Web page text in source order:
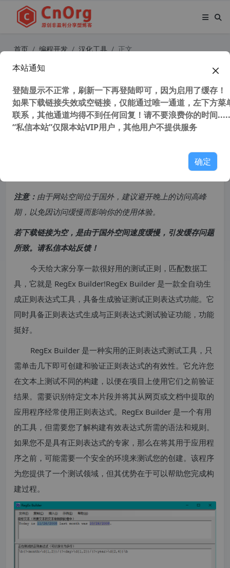
首页 编程开发 汉化工具 正文
独家汉化 RegEx Builder v2.0.0.0 汉
化中文版 正则表达式生成工具 正则
表达式验证工具
46,993 次浏览次阅读
注意： 由于网站空间位于国外，建议避开晚上的访问高峰
期，以免因访问缓慢而影响你的使用体验。
若下载链接为空，是由于国外空间速度缓慢，引发缓存问题
所致。请私信本站反馈！
今天给大家分享一款很好用的测试正则，匹配数据工
具，它就是 RegEx Builder!RegEx Builder 是一款全自动生
成正则表达式工具，具备生成验证测试正则表达式功能。它
同时具备正则表达式生成与正则表达式测试验证功能，功能
挺好。
RegEx Builder 是一种实用的正则表达式测试工具，只
需单击几下即可创建和验证正则表达式的有效性。它允许您
在文本上测试不同的构建，以便在项目上使用它们之前验证
结果。需要识别特定文本片段并将其从网页或文档中提取的
应用程序经常使用正则表达式。RegEx Builder 是一个有用
的工具，但需要您了解构建有效表达式所需的语法和规则。
如果您不是具有正则表达式的专家，那么在将其用于应用程
序之前，可能需要一个安全的环境来测试您的创建。该程序
为您提供了一个测试领域，但其优势在于可以帮助您完成构
建过程。
本站通知
登陆显示不正常，刷新一下再登陆即可，因为启用了缓存！
如果下载链接失效或空链接，仅能通过唯一通道，左下方菜
联系，其他通道均得不到任何回复！请不要浪费你的时间
“私信本站”仅限本站VIP用户，其他用户不提供服务
确定